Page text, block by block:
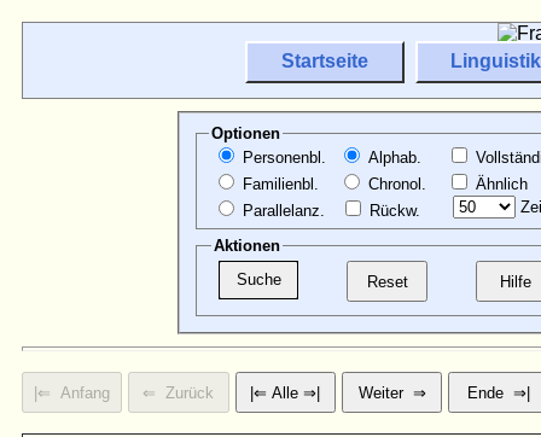
Startseite Linguistik
Optionen
Personenbl.
Familienbl.
Parallelanz.
Alphab.
Chronol.
Rückw.
Ähnlich
Aktionen